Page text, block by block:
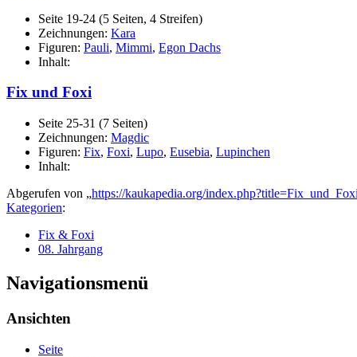
Seite 19-24 (5 Seiten, 4 Streifen)
Zeichnungen: Kara
Figuren: Pauli, Mimmi, Egon Dachs
Inhalt:
Fix und Foxi
Seite 25-31 (7 Seiten)
Zeichnungen: Magdic
Figuren: Fix, Foxi, Lupo, Eusebia, Lupinchen
Inhalt:
Abgerufen von „https://kaukapedia.org/
Kategorien:
Fix & Foxi
08. Jahrgang
Navigationsmenü
Ansichten
Seite